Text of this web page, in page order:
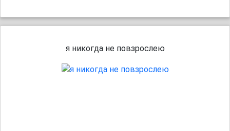
я никогда не повзрослею